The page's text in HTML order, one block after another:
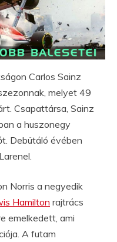
Carlos Sainz
melyet 49
Csapattársa, Sainz
a huszonegy
Debütáló évében
Norris a negyedik
Hamilton rajtrács
emelkedett, ami
A futam